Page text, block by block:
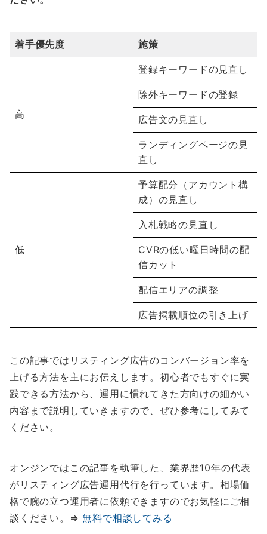
着手優先度 施策
高
登録キーワードの見直し
除外キーワードの登録
広告文の見直し
ランディングページの見
直し
低
予算配分（アカウント構
成）の見直し
入札戦略の見直し
CVRの低い曜日時間の配
信カット
配信エリアの調整
広告掲載順位の引き上げ
この記事ではリスティング広告のコンバージョン率を
上げる方法を主にお伝えします。初心者でもすぐに実
践できる方法から、運用に慣れてきた方向けの細かい
内容まで説明していきますので、ぜひ参考にしてみて
ください。
オンジンではこの記事を執筆した、業界歴10年の代表
がリスティング広告運用代行を行っています。相場価
格で腕の立つ運用者に依頼できますのでお気軽にご相
談ください。⇒無料で相談してみる